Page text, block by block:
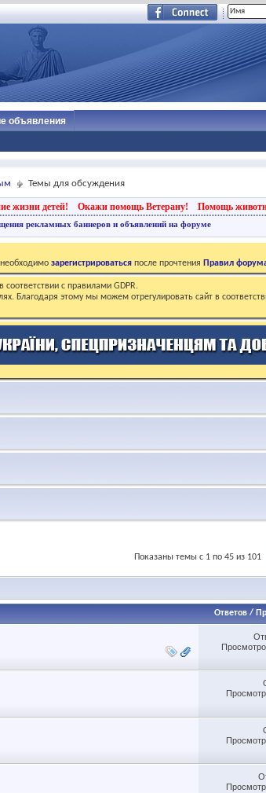
объявления
Темы для обсуждения
жизни детей! Окажи помощь Ветерану! Помощь
рекламных баннеров и объявлений на форуме
зарегистрироваться после прочтения Правил
с правилами GDPR.
Благодаря этому мы можем отрегулировать сайт в
Показаны темы с 1 по 45 из 101
Ответов/